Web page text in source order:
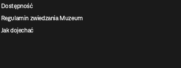
Dostępność
Regulamin zwiedzania Muzeum
Jak dojechać